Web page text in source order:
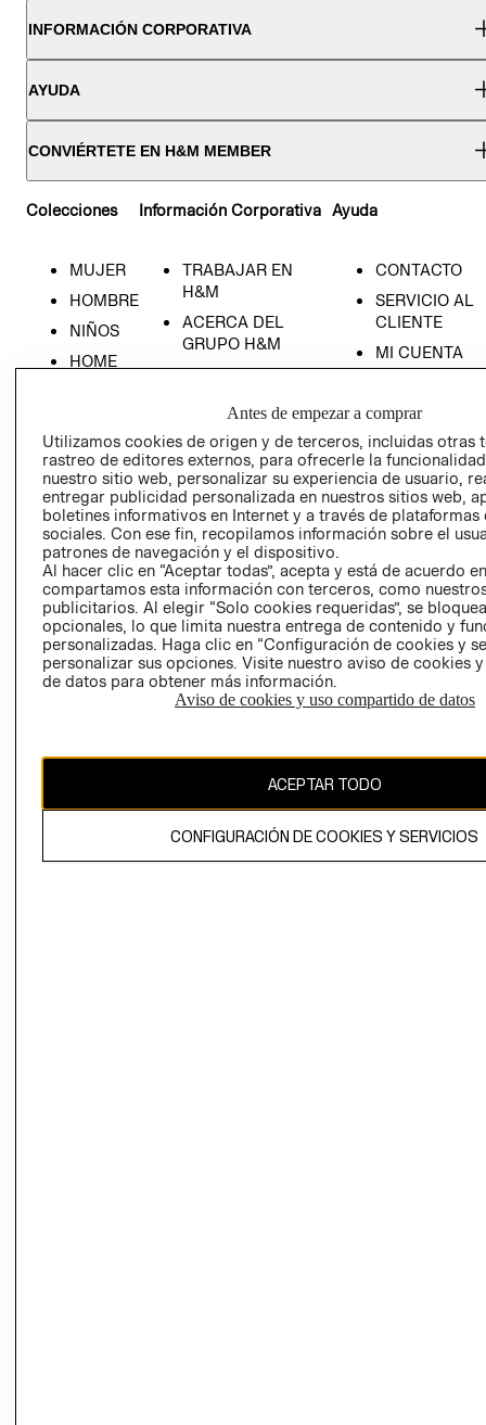
INFORMACIÓN CORPORATIVA
AYUDA
CONVIÉRTETE EN H&M MEMBER
Colecciones
MUJER
HOMBRE
NIÑOS
HOME
Información Corporativa
TRABAJAR EN
H&M
ACERCA DEL
GRUPO H&M
RESPONSABILIDAD
RELACIÓN CON
INVERSIONISTAS
POLÍTICA
EMPRESARIAL
Ayuda
CONTACTO
SERVICIO AL
CLIENTE
MI CUENTA
- RETIRO EN
TIENDA
TÉRMINOS Y
CONDICIONES
AVISO DE
PRIVACIDAD
GIFT CARD
AVISO DE
COOKIES
Chile ($)
Antes de empezar a comprar
Utilizamos cookies de origen y de terceros, incluidas otras
rastreo de editores externos, para ofrecerle la
nuestro sitio web, personalizar su experiencia de usuario,
entregar publicidad personalizada en nuestros sitios web,
boletines informativos en Internet y a través de plataformas
sociales. Con ese fin, recopilamos información sobre el
patrones de navegación y el dispositivo.
Al hacer clic en “Aceptar todas”, acepta y está de acuerdo
compartamos esta información con terceros, como
publicitarios. Al elegir “Solo cookies requeridas”, se
opcionales, lo que limita nuestra entrega de contenido y
personalizadas. Haga clic en “Configuración de cookies y
personalizar sus opciones. Visite nuestro aviso de cookies
de datos para obtener más información.
Aviso de cookies y uso compartido de datos
ACEPTAR TODO
CONFIGURACIÓN DE COOKIES Y SERVICIOS